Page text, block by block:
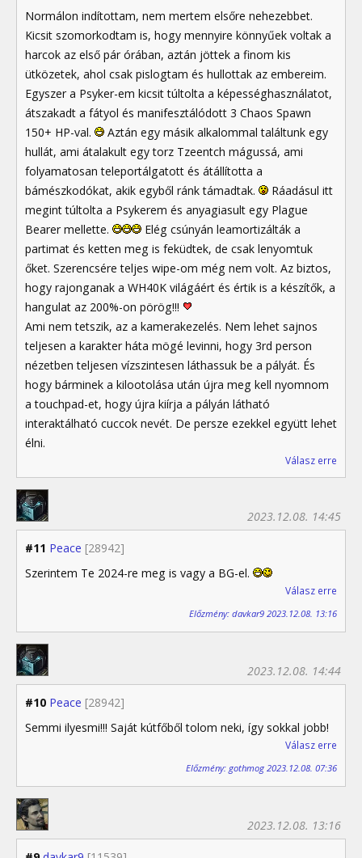
Normálon indítottam, nem mertem elsőre nehezebbet.
Kicsit szomorkodtam is, hogy mennyire könnyűek voltak a
harcok az első pár órában, aztán jöttek a finom kis
ütközetek, ahol csak pislogtam és hullottak az embereim.
Egyszer a Psyker-em kicsit túltolta a képességhasználatot,
átszakadt a fátyol és manifesztálódott 3 Chaos Spawn
150+ HP-val.
Aztán egy másik alkalommal találtunk egy
hullát, ami átalakult egy torz Tzeentch mágussá, ami
folyamatosan teleportálgatott és átállította a
bámészkodókat, akik egyből ránk támadtak.
Ráadásul itt
megint túltolta a Psykerem és anyagiasult egy Plague
Bearer mellette.
Elég csúnyán leamortizálták a
partimat és ketten meg is feküdtek, de csak lenyomtuk
őket. Szerencsére teljes wipe-om még nem volt. Az biztos,
hogy rajonganak a WH40K világáért és értik is a készítők, a
hangulat az 200%-on pörög!!!
Ami nem tetszik, az a kamerakezelés. Nem lehet sajnos
teljesen a karakter háta mögé levinni, hogy 3rd person
nézetben teljesen vízszintesen láthassuk be a pályát. És
hogy bárminek a kilootolása után újra meg kell nyomnom
a touchpad-et, hogy újra kiírja a pályán látható
interaktálható cuccok nevét. De persze ezekkel együtt lehet
élni.
Válasz erre
#11 Peace [28942]
2023.12.08. 14:45
Szerintem Te 2024-re meg is vagy a BG-el.
Válasz erre
Előzmény: davkar9 2023.12.08. 13:16
#10 Peace [28942]
2023.12.08. 14:44
Semmi ilyesmi!!! Saját kútfőből tolom neki, így sokkal jobb!
Válasz erre
Előzmény: gothmog 2023.12.08. 07:36
2023.12.08. 13:16